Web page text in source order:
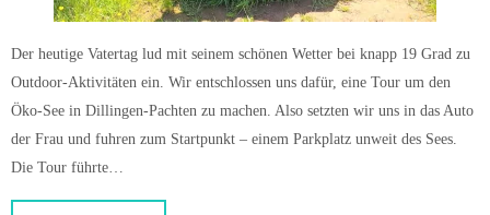
Der heutige Vatertag lud mit seinem schönen Wetter bei knapp 19 Grad zu
Outdoor-Aktivitäten ein. Wir entschlossen uns dafür, eine Tour um den
Öko-See in Dillingen-Pachten zu machen. Also setzten wir uns in das Auto
der Frau und fuhren zum Startpunkt – einem Parkplatz unweit des Sees.
Die Tour führte…